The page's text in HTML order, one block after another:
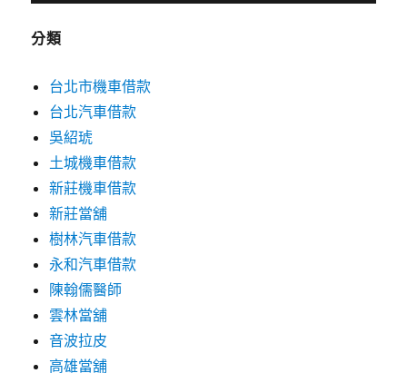
分類
台北市機車借款
台北汽車借款
吳紹琥
土城機車借款
新莊機車借款
新莊當舖
樹林汽車借款
永和汽車借款
陳翰儒醫師
雲林當舖
音波拉皮
高雄當舖